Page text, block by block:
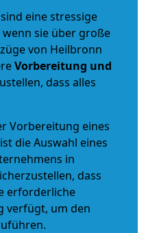
eine stressige
sie über große
von Heilbronn
Vorbereitung und
dass alles
Vorbereitung eines
die Auswahl eines
in
dass
erforderliche
verfügt, um den